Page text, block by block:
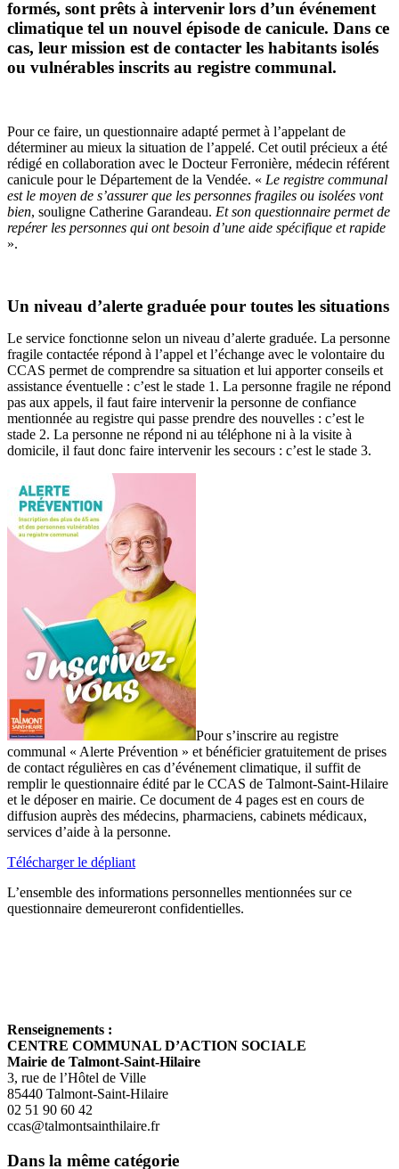
formés, sont prêts à intervenir lors d’un événement
climatique tel un nouvel épisode de canicule. Dans ce
cas, leur mission est de contacter les habitants isolés
ou vulnérables inscrits au registre communal.
Pour ce faire, un questionnaire adapté permet à l’appelant de
déterminer au mieux la situation de l’appelé. Cet outil précieux a été
rédigé en collaboration avec le Docteur Ferronière, médecin référent
canicule pour le Département de la Vendée. « Le registre communal
est le moyen de s’assurer que les personnes fragiles ou isolées vont
bien, souligne Catherine Garandeau. Et son questionnaire permet de
repérer les personnes qui ont besoin d’une aide spécifique et rapide
».
Un niveau d’alerte graduée pour toutes les situations
Le service fonctionne selon un niveau d’alerte graduée. La personne
fragile contactée répond à l’appel et l’échange avec le volontaire du
CCAS permet de comprendre sa situation et lui apporter conseils et
assistance éventuelle : c’est le stade 1. La personne fragile ne répond
pas aux appels, il faut faire intervenir la personne de confiance
mentionnée au registre qui passe prendre des nouvelles : c’est le
stade 2. La personne ne répond ni au téléphone ni à la visite à
domicile, il faut donc faire intervenir les secours : c’est le stade 3.
Pour s’inscrire au registre
communal « Alerte Prévention » et bénéficier gratuitement de prises
de contact régulières en cas d’événement climatique, il suffit de
remplir le questionnaire édité par le CCAS de Talmont-Saint-Hilaire
et le déposer en mairie. Ce document de 4 pages est en cours de
diffusion auprès des médecins, pharmaciens, cabinets médicaux,
services d’aide à la personne.
Télécharger le dépliant
L’ensemble des informations personnelles mentionnées sur ce
questionnaire demeureront confidentielles.
Renseignements :
CENTRE COMMUNAL D’ACTION SOCIALE
Mairie de Talmont-Saint-Hilaire
3, rue de l’Hôtel de Ville
85440 Talmont-Saint-Hilaire
02 51 90 60 42
ccas@talmontsainthilaire.fr
Dans la même catégorie